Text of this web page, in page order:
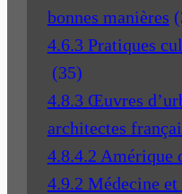
bonnes manières
4.6.3 Pratiques
(35)
4.8.3 Œuvres
architectes
4.8.4.2 Amérique
4.9.2 Médecine